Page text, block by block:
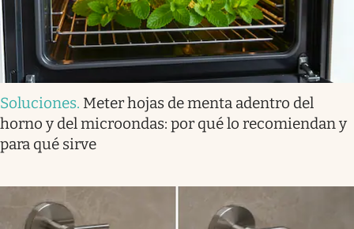
Soluciones. Meter hojas de menta adentro del
horno y del microondas: por qué lo recomiendan y
para qué sirve